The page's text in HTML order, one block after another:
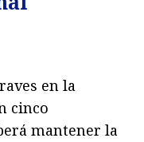
en la
cinco
mantener la